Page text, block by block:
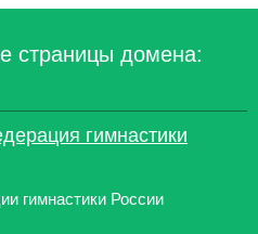
страницы домена:
гимнастики
гимнастики России